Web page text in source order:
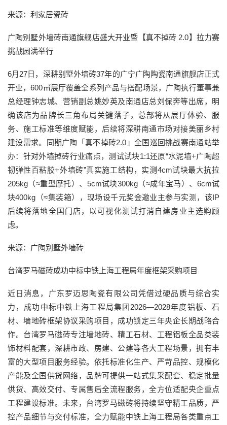
来源：利家居瓷砖
广陶别墅外墙砖南通旗舰店盛大开业暨【真不掉砖 2.0】拉力赛
挑战圆满举行
6月27日，深耕别墅外墙砖37年的广宁广陶陶瓷南通旗舰店正式
开业，600㎡展厅覆盖全系列产品与搭配场景，广陶执行董事兼
总经理钟志城、营销副总姚妙英及南通店总刘保奔等出席，明
确该店为品牌长三角布局关键落子，总部将从展厅体验、服
务、施工标准等维度赋能，后续将深耕南通市场对接美丽乡村
建设需求。同期广陶「真不掉砖2.0」全国巡回挑战赛南通站举
办：针对外墙掉砖行业痛点，测试试块1:1还原“水泥墙+广陶超
韧弹性百粘胶+外墙砖”真实施工结构，实测4cm试块最大抗拉
205kg（≈重型摩托）、5cm试块300kg（≈成年宝马）、6cm试
块400kg（≈集装箱），现场设千元奖金邀业主参与实测，该IP
后续将落地全国门店，以可视化测试打消自建房业主选购顾
虑。
来源：广陶别墅外墙砖
台湾罗马磁砖成功中标中铁上海工程局年度框架采购项目
近日消息，广东罗迈思陶瓷有限公司凭借过硬品质与综合实
力，成功中标中铁上海工程局集团2026—2028年度铝板、石
材、墙地砖框架协议采购项目，成功锁定三年央企长期战略合
作。台湾罗马磁砖专注墙地砖、精工石材、工程铝板全品类装
饰材料配套，深耕市政、房建、公建等各大工程场景，拥有丰
富的大型项目服务经验。依托标准化生产、严苛品控、规模化
产能及全国供货网络，品牌可提供一站式集采配套、稳定批量
供货、高效交付、专属售后全流程服务，全方位适配央企重点
工程建设标准。未来，台湾罗马磁砖将持续坚守精工品质，严
控产品细节与交付标准，全力赋能中铁上海工程局各类重点工